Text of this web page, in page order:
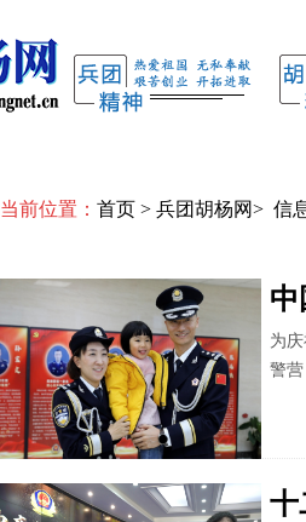
当前位置： 首页 > 兵团胡杨网> 信
中
为
警
十